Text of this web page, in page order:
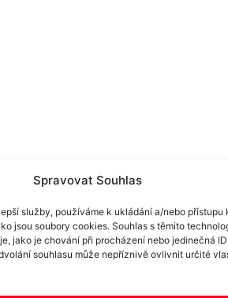
Spravovat Souhlas
služby, používáme k ukládání a/nebo přístupu
jsou soubory cookies. Souhlas s těmito
jako je chování při procházení nebo jedinečná
souhlasu může nepříznivě ovlivnit určité